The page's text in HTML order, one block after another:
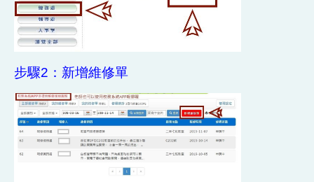
步驟2：新增維修單